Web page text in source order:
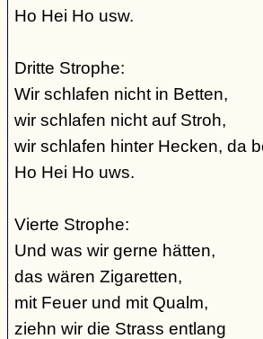
Ho Hei Ho usw.
Dritte Strophe:
Wir schlafen nicht in Betten,
wir schlafen nicht auf Stroh,
wir schlafen hinter Hecken, da
Ho Hei Ho uws.
Vierte Strophe:
Und was wir gerne hätten,
das wären Zigaretten,
mit Feuer und mit Qualm,
ziehn wir die Strass entlang